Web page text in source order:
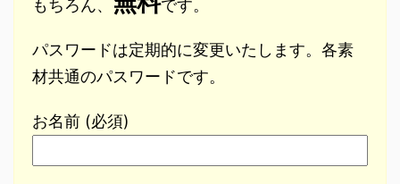
もちろん、 です。
パスワードは定期的に変更いたします。各素
材共通のパスワードです。
お名前 (必須)